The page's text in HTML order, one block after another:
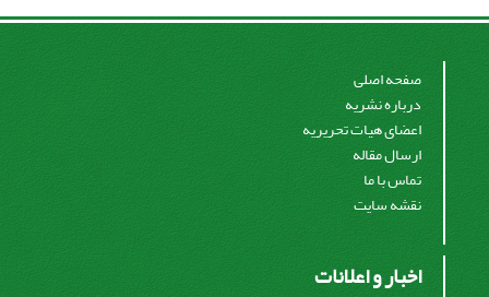
صفحه اصلی
درباره نشریه
اعضای هیات تحریریه
ارسال مقاله
تماس با ما
نقشه سایت
اخبار و اعلانات